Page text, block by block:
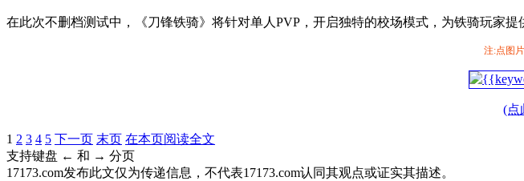
在此次不删档测试中，《刀锋铁骑》将针对单人PVP，开启独特的校场模式，为铁骑玩家
注:点图
(点
1 2 3 4 5 下一页 末页 在本页阅读全文
支持键盘 ← 和 → 分页
17173.com发布此文仅为传递信息，不代表17173.com认同其观点或证实其描述。